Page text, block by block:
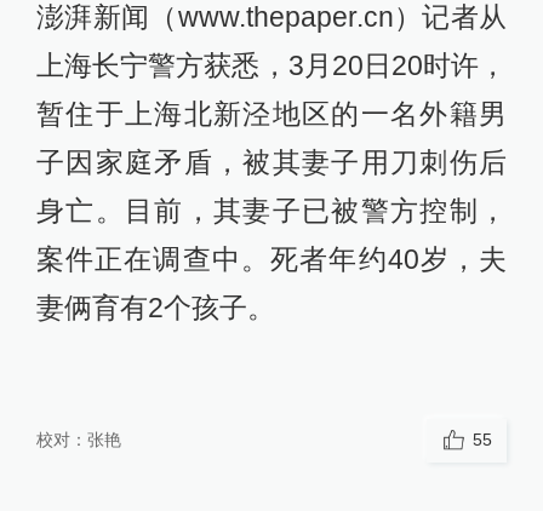
澎湃新闻（www.thepaper.cn）记者从
上海长宁警方获悉，3月20日20时许，
暂住于上海北新泾地区的一名外籍男
子因家庭矛盾，被其妻子用刀刺伤后
身亡。目前，其妻子已被警方控制，
案件正在调查中。死者年约40岁，夫
妻俩育有2个孩子。
校对： 张艳 55